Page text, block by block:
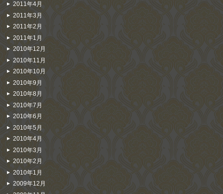
2011年4月
2011年3月
2011年2月
2011年1月
2010年12月
2010年11月
2010年10月
2010年9月
2010年8月
2010年7月
2010年6月
2010年5月
2010年4月
2010年3月
2010年2月
2010年1月
2009年12月